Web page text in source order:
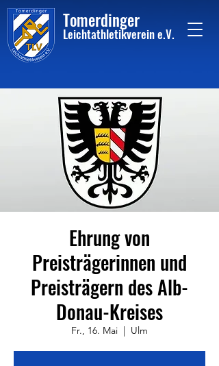
Tomerdinger
Leichtathletikvereine.V.
Ehrung von
Preisträgerinnen und
Preisträgern des Alb-
Donau-Kreises
Fr., 16. Mai
  |
Ulm